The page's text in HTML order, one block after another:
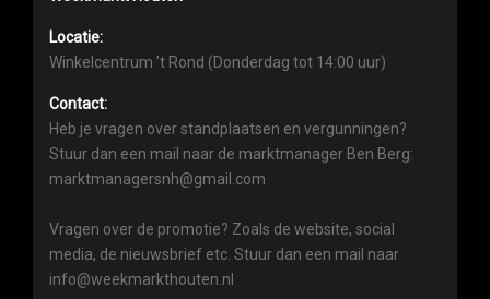
Locatie:
Winkelcentrum ’t Rond (Donderdag tot 14:00 uur)
Contact:
Heb je vragen over standplaatsen en vergunningen?
Stuur dan een mail naar de marktmanager Ben Berg:
marktmanagersnh@gmail.com
Vragen over de promotie? Zoals de website, social
media, de nieuwsbrief etc. Stuur dan een mail naar
info@weekmarkthouten.nl